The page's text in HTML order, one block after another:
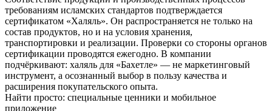
требованиям исламских стандартов подтверждается
сертификатом «Халяль». Он распространяется не только на
состав продуктов, но и на условия хранения,
транспортировки и реализации. Проверки со стороны органов
сертификации проводятся ежегодно. В компании
подчёркивают: халяль для «Бахетле» — не маркетинговый
инструмент, а осознанный выбор в пользу качества и
расширения покупательского опыта.
Найти просто: специальные ценники и мобильное
приложение